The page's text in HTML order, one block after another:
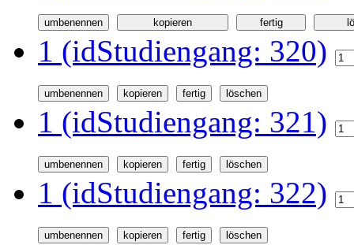
1 (idStudiengang: 320)
1 (idStudiengang: 321)
1 (idStudiengang: 322)